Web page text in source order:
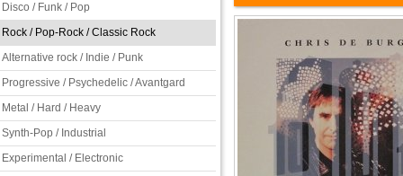
Disco / Funk / Pop
Rock / Pop-Rock / Classic Rock
Alternative rock / Indie / Punk
Progressive / Psychedelic / Avantgard
Metal / Hard / Heavy
Synth-Pop / Industrial
Experimental / Electronic